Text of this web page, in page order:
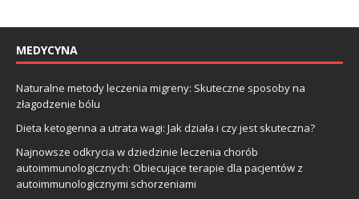
MEDYCYNA
Naturalne metody leczenia migreny: Skuteczne sposoby na
złagodzenie bólu
Dieta ketogenna a utrata wagi: Jak działa i czy jest skuteczna?
Najnowsze odkrycia w dziedzinie leczenia chorób
autoimmunologicznych: Obiecujące terapie dla pacjentów z
autoimmunologicznymi schorzeniami